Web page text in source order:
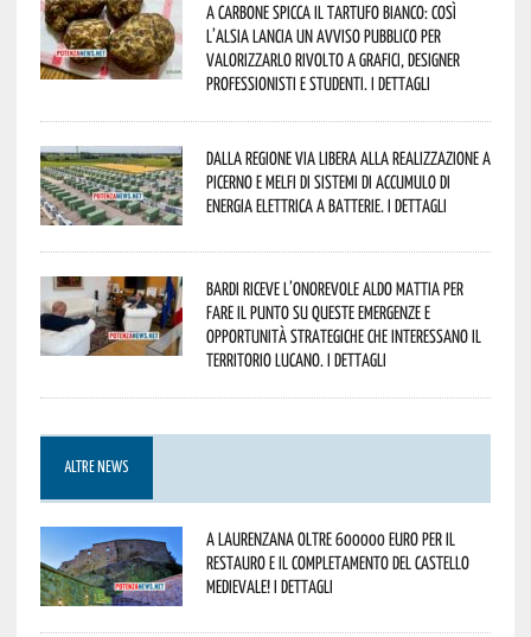
A Carbone spicca il tartufo bianco: così
l’Alsia lancia un avviso pubblico per
valorizzarlo rivolto a grafici, designer
professionisti e studenti. I dettagli
Dalla Regione via libera alla realizzazione a
Picerno e Melfi di sistemi di accumulo di
energia elettrica a batterie. I dettagli
Bardi riceve l’onorevole Aldo Mattia per
fare il punto su queste emergenze e
opportunità strategiche che interessano il
territorio lucano. I dettagli
ALTRE NEWS
A Laurenzana oltre 600000 euro per il
restauro e il completamento del Castello
Medievale! I dettagli